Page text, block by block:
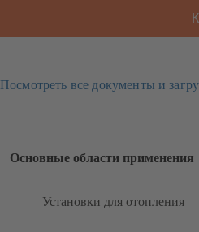
Посмотреть все документы и
Основные области применения
Установки для отопления